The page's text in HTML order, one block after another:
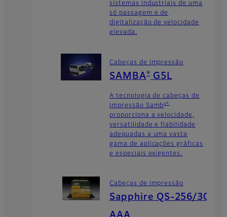
sistemas industriais de uma
só passagem e de
digitalização de velocidade
elevada.
Cabeças de impressão
SAMBA®G5L
A tecnologia de cabeças de
impressão Samba®
proporciona a velocidade,
versatilidade e fiabilidade
adequadas a uma vasta
gama de aplicações gráficas
e especiais exigentes.
Cabeças de impressão
Sapphire QS-256/30